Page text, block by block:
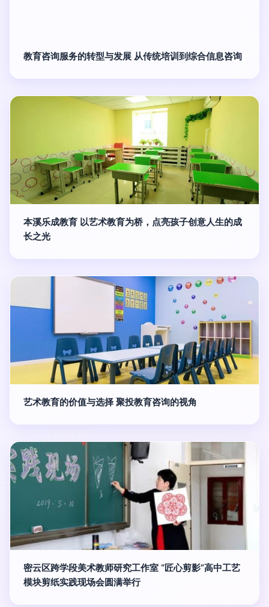
教育咨询服务的转型与发展 从传统培训到综合信息咨询
本溪乐成教育 以艺术教育为桥，点亮孩子创意人生的成
长之光
艺术教育的价值与选择 聚投教育咨询的视角
密云区跨学段美术教师研究工作室 “匠心剪影”高中工艺
模块剪纸实践现场会圆满举行